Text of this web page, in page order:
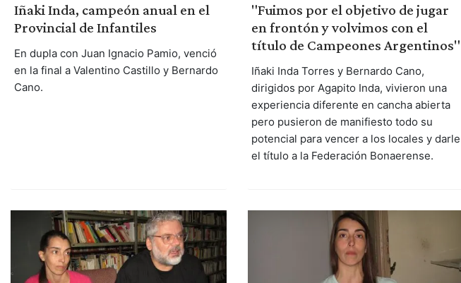
Iñaki Inda, campeón anual en el
Provincial de Infantiles
En dupla con Juan Ignacio Pamio, venció
en la final a Valentino Castillo y Bernardo
Cano.
"Fuimos por el objetivo de jugar
en frontón y volvimos con el
título de Campeones Argentinos"
Iñaki Inda Torres y Bernardo Cano,
dirigidos por Agapito Inda, vivieron una
experiencia diferente en cancha abierta
pero pusieron de manifiesto todo su
potencial para vencer a los locales y darle
el título a la Federación Bonaerense.